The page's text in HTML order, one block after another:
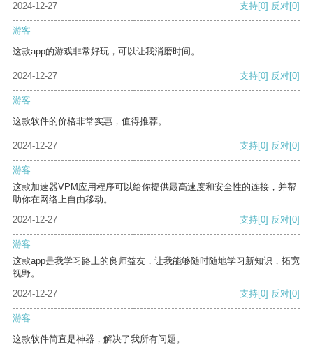
2024-12-27 支持[0] 反对[0]
游客
这款app的游戏非常好玩，可以让我消磨时间。
2024-12-27 支持[0] 反对[0]
游客
这款软件的价格非常实惠，值得推荐。
2024-12-27 支持[0] 反对[0]
游客
这款加速器VPM应用程序可以给你提供最高速度和安全性的连接，并帮
助你在网络上自由移动。
2024-12-27
支持[0] 反对[0]
游客
这款app是我学习路上的良师益友，让我能够随时随地学习新知识，拓宽
视野。
2024-12-27
支持[0] 反对[0]
游客
这款软件简直是神器，解决了我所有问题。